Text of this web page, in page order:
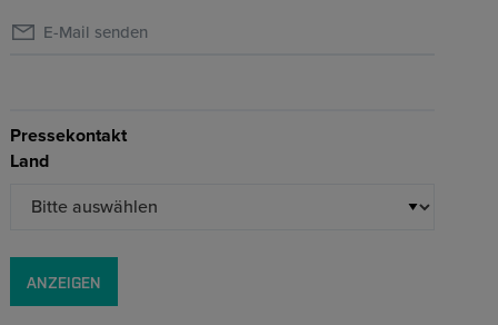
E-Mail senden
Pressekontakt
Land
ANZEIGEN